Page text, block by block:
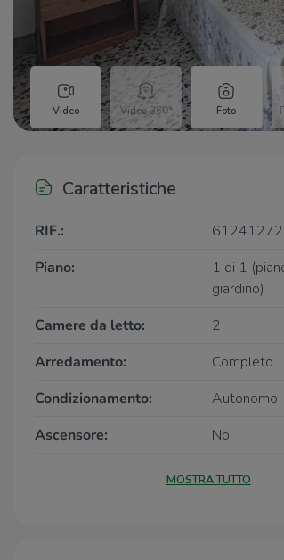
Video Video 360° Foto
Caratteristiche
RIF.:
61241272
Piano:
1 di 1
giardino)
Camere da letto:
2
Arredamento:
Completo
Condizionamento:
Autonomo
Ascensore:
No
MOSTRA TUTTO